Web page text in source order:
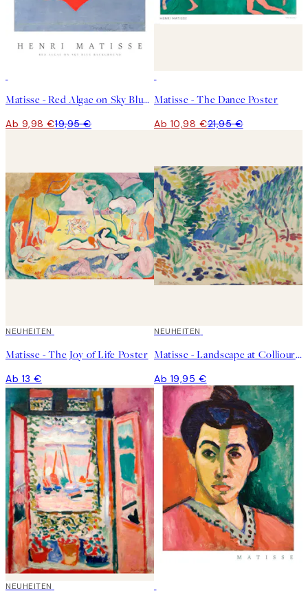
Matisse - Red Algae on Sky Blue Background Poster
Ab 9,98 €19,95 €
Matisse - The Dance Poster
Ab 10,98 €21,95 €
NEUHEITEN
Matisse - The Joy of Life Poster
Ab 13 €
NEUHEITEN
Matisse - Landscape at Collioure 1905 Poster
Ab 19,95 €
NEUHEITEN